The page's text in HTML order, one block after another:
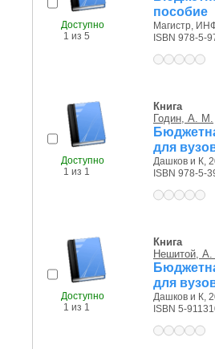
Доступно
1 из 5
пособие
Магистр,
ISBN 978-5-
Доступно
1 из 1
Книга
Годин, А. М.
для
Дашков и К,
ISBN 978-5-
Доступно
1 из 1
Книга
Нешитой,
для
Дашков и К,
ISBN 5-